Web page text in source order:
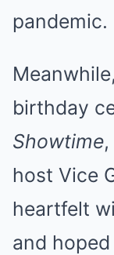
pandemic.
birthday
Showtime
host Vice
heartfelt
and